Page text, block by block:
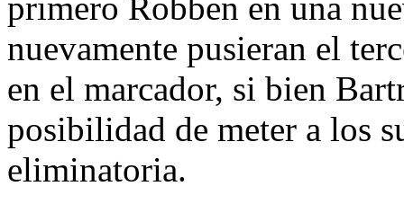
primero Robben en una
nuevamente pusieran el
en el marcador, si bien
posibilidad de meter a los
eliminatoria.